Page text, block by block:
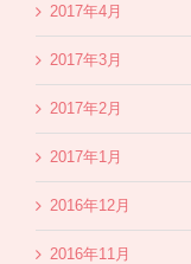
2017年4月
2017年3月
2017年2月
2017年1月
2016年12月
2016年11月